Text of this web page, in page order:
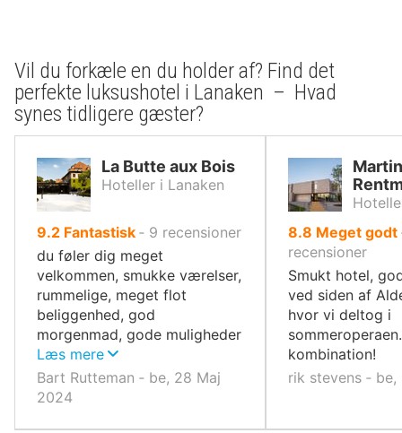
Vil du forkæle en du holder af? Find det
perfekte luksushotel i Lanaken – Hvad
synes tidligere gæster?
La Butte aux Bois
Hoteller i Lanaken
9.2 ud
af
10,
Fantastisk ‐ 9 recensioner
du føler dig meget
velkommen, smukke værelser,
rummelige, meget flot
beliggenhed, god
morgenmad, gode muligheder
for at spise om aftenen
Læs mere
Bart Rutteman ‐ be, 28 Maj
2024
8.8 ud
af
10,
Meget godt
recensioner
Smukt hotel,
ved siden af
hvor vi deltog i
kombination!
rik stevens ‐